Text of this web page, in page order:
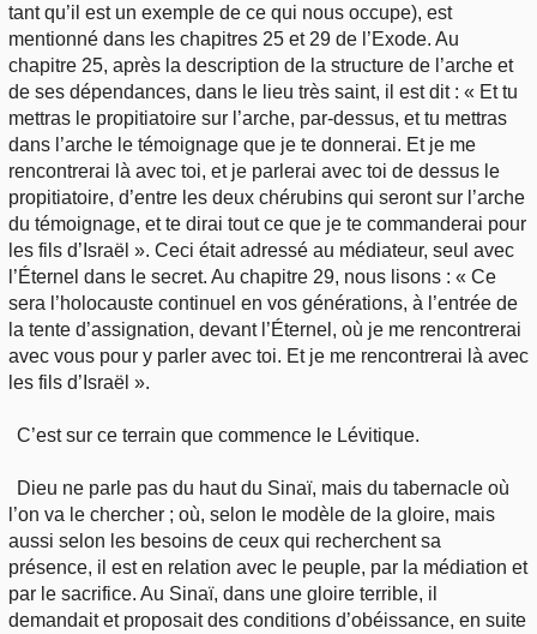
tant qu’il est un exemple de ce qui nous occupe), est
mentionné dans les chapitres 25 et 29 de l’Exode. Au
chapitre 25, après la description de la structure de l’arche et
de ses dépendances, dans le lieu très saint, il est dit : « Et tu
mettras le propitiatoire sur l’arche, par-dessus, et tu mettras
dans l’arche le témoignage que je te donnerai. Et je me
rencontrerai là avec toi, et je parlerai avec toi de dessus le
propitiatoire, d’entre les deux chérubins qui seront sur l’arche
du témoignage, et te dirai tout ce que je te commanderai pour
les fils d’Israël ». Ceci était adressé au médiateur, seul avec
l’Éternel dans le secret. Au chapitre 29, nous lisons : « Ce
sera l’holocauste continuel en vos générations, à l’entrée de
la tente d’assignation, devant l’Éternel, où je me rencontrerai
avec vous pour y parler avec toi. Et je me rencontrerai là avec
les fils d’Israël ».
C’est sur ce terrain que commence le Lévitique.
Dieu ne parle pas du haut du Sinaï, mais du tabernacle où
l’on va le chercher ; où, selon le modèle de la gloire, mais
aussi selon les besoins de ceux qui recherchent sa
présence, il est en relation avec le peuple, par la médiation et
par le sacrifice. Au Sinaï, dans une gloire terrible, il
demandait et proposait des conditions d’obéissance, en suite